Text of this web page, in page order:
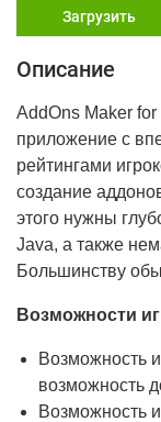
Загрузить
Описание
AddOns Maker
приложение с
рейтингами
создание
этого нужны
Java, а также
Большинству
Возможности
Возможность
возможность
Возможность